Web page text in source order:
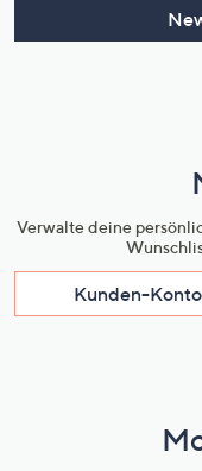
Verwalte deine
Kunden-Konto